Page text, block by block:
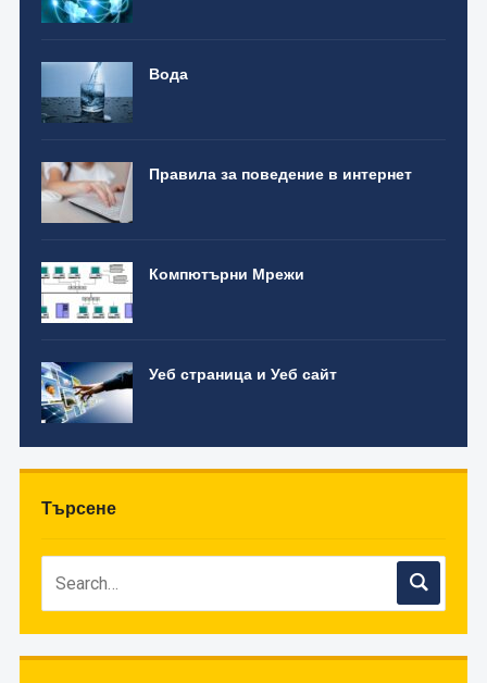
Вода
Правила за поведение в интернет
Компютърни Мрежи
Уеб страница и Уеб сайт
Търсене